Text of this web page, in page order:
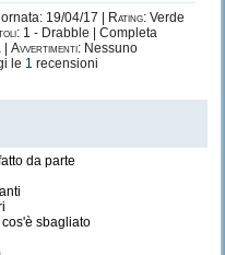
19/04/17 | Rating: Verde
1 - Drabble | Completa
Avvertimenti: Nessuno
le 1 recensioni
da parte
sbagliato